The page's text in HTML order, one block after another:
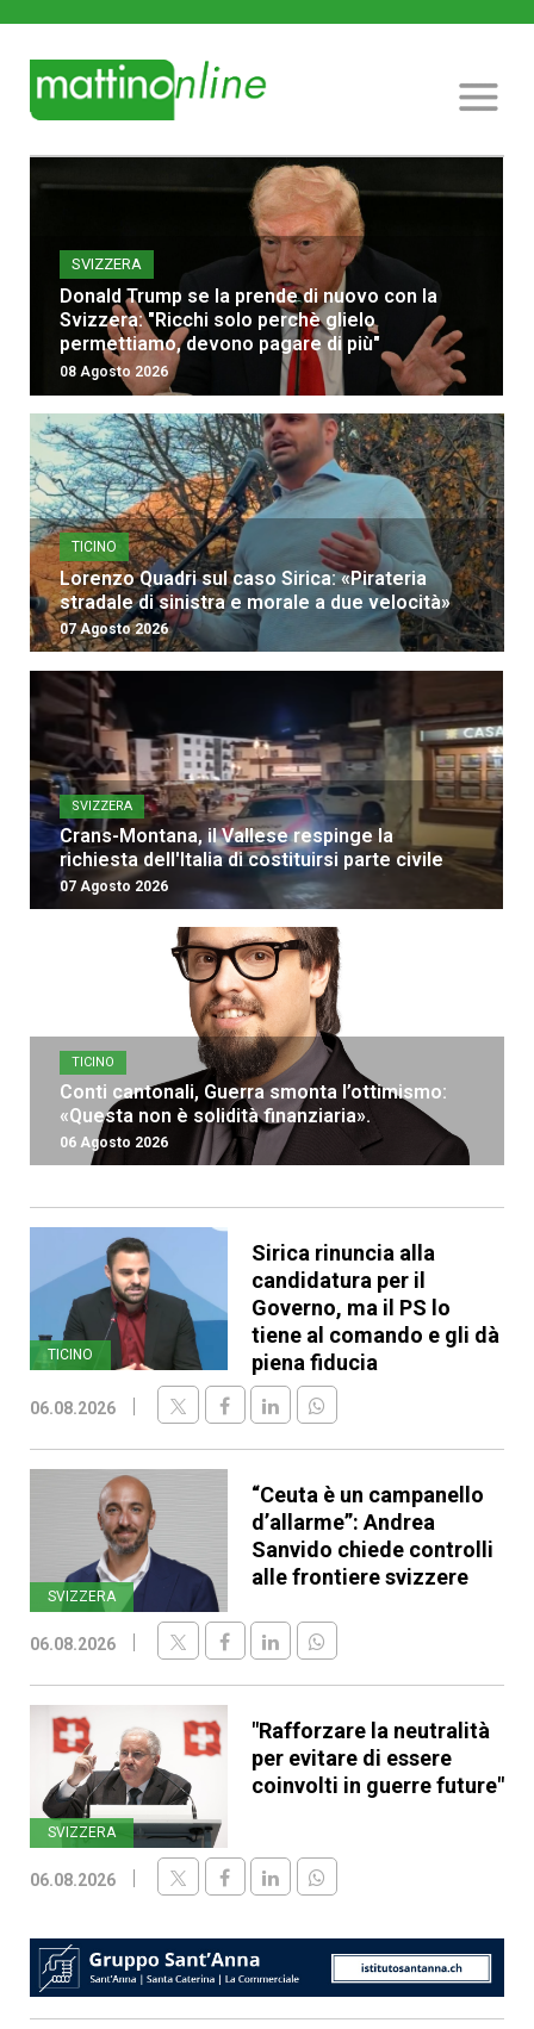
SVIZZERA
Donald Trump se la prende di nuovo con la
Svizzera: "Ricchi solo perchè glielo
permettiamo, devono pagare di più"
08 Agosto 2026
TICINO
Lorenzo Quadri sul caso Sirica: «Pirateria
stradale di sinistra e morale a due velocità»
07 Agosto 2026
SVIZZERA
Crans-Montana, il Vallese respinge la
richiesta dell'Italia di costituirsi parte civile
07 Agosto 2026
TICINO
Conti cantonali, Guerra smonta l’ottimismo:
«Questa non è solidità finanziaria».
06 Agosto 2026
TICINO
Sirica rinuncia alla
candidatura per il
Governo, ma il PS lo
tiene al comando e gli dà
piena fiducia
06.08.2026
SVIZZERA
“Ceuta è un campanello
d’allarme”: Andrea
Sanvido chiede controlli
alle frontiere svizzere
06.08.2026
SVIZZERA
"Rafforzare la neutralità
per evitare di essere
coinvolti in guerre future"
06.08.2026